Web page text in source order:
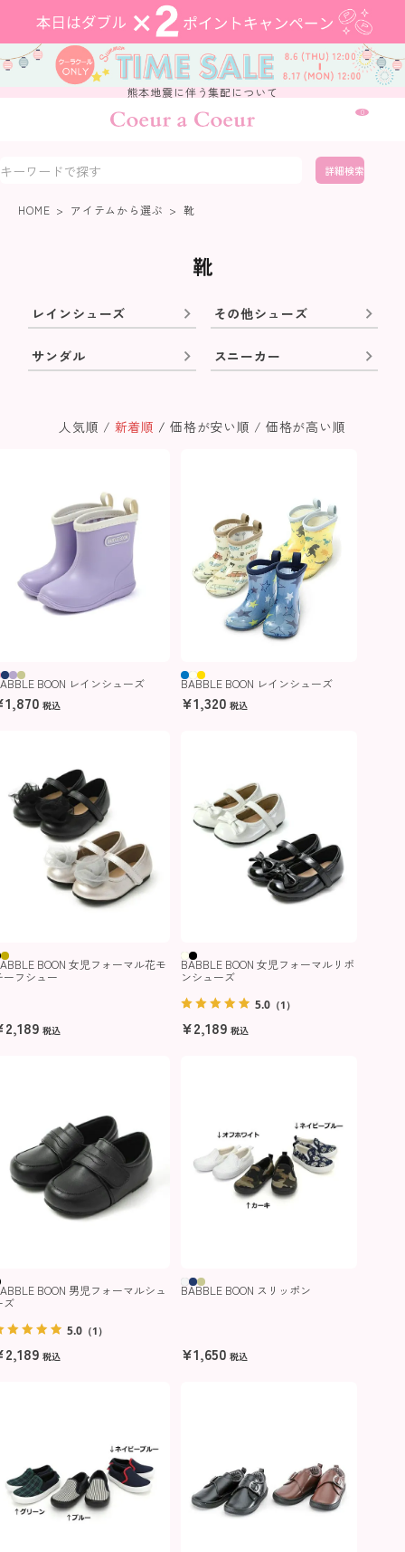
熊本地震に伴う集配について
0
詳細検索
HOME アイテムから選ぶ 靴
靴
レインシューズ その他シューズ
サンダル スニーカー
人気順 新着順 価格が安い順 価格が高い順
BOON レインシューズ
1,870 税込
BABBLE BOON レインシューズ
¥1,320 税込
BOON 女児フォーマル花モ
ーフシュー
2,189 税込
BABBLE BOON 女児フォーマルリボ
ンシューズ
¥2,189 税込
5.0（1）
BOON 男児フォーマルシュ
ズ
2,189 税込
5.0 （1）
BABBLE BOON スリッポン
¥1,650 税込